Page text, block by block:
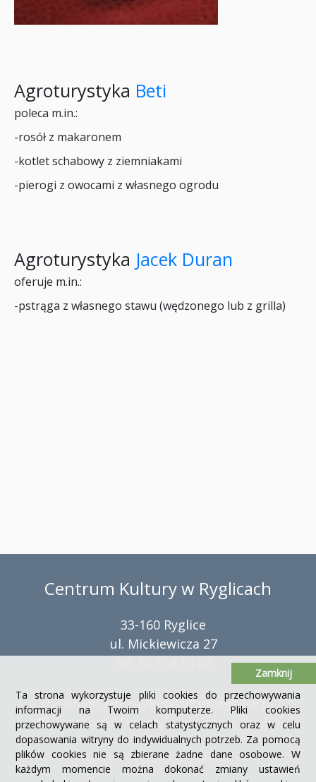
Agroturystyka Beti
poleca m.in.:
-rosół z makaronem
-kotlet schabowy z ziemniakami
-pierogi z owocami z własnego ogrodu
Agroturystyka Jacek Duran
oferuje m.in.:
-pstrąga z własnego stawu (wędzonego lub z grilla)
Centrum Kultury w Ryglicach
33-160 Ryglice
ul. Mickiewicza 27
email:turystyka@kulturaryglice.pl
facebook:Turystyka w Gminie Ryglice
projekt: i-t.pl|polityka prywatności
Ta strona wykorzystuje pliki cookies do przechowywania
informacji na Twoim komputerze. Pliki cookies
przechowywane są w celach statystycznych oraz w celu
dopasowania witryny do indywidualnych potrzeb. Za pomocą
plików cookies nie są zbierane żadne dane osobowe. W
każdym momencie można dokonać zmiany ustawień
Zamknij